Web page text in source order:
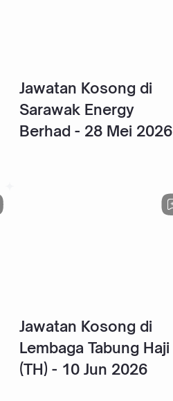
Jawatan Kosong di
Sarawak Energy
Berhad - 28 Mei 2026
Jawatan Kosong di
Lembaga Tabung Haji
(TH) - 10 Jun 2026